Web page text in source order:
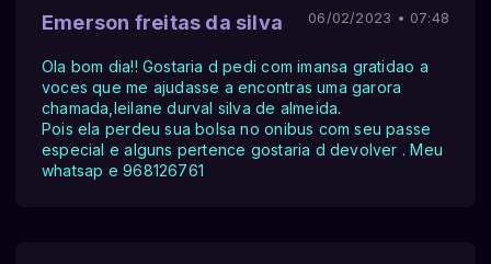
Emerson freitas da silva 06/02/2023 • 07:48
Ola bom dia!! Gostaria d pedi com imansa gratidao a
voces que me ajudasse a encontras uma garora
chamada,leilane durval silva de almeida.
Pois ela perdeu sua bolsa no onibus com seu passe
especial e alguns pertence gostaria d devolver . Meu
whatsap e 968126761